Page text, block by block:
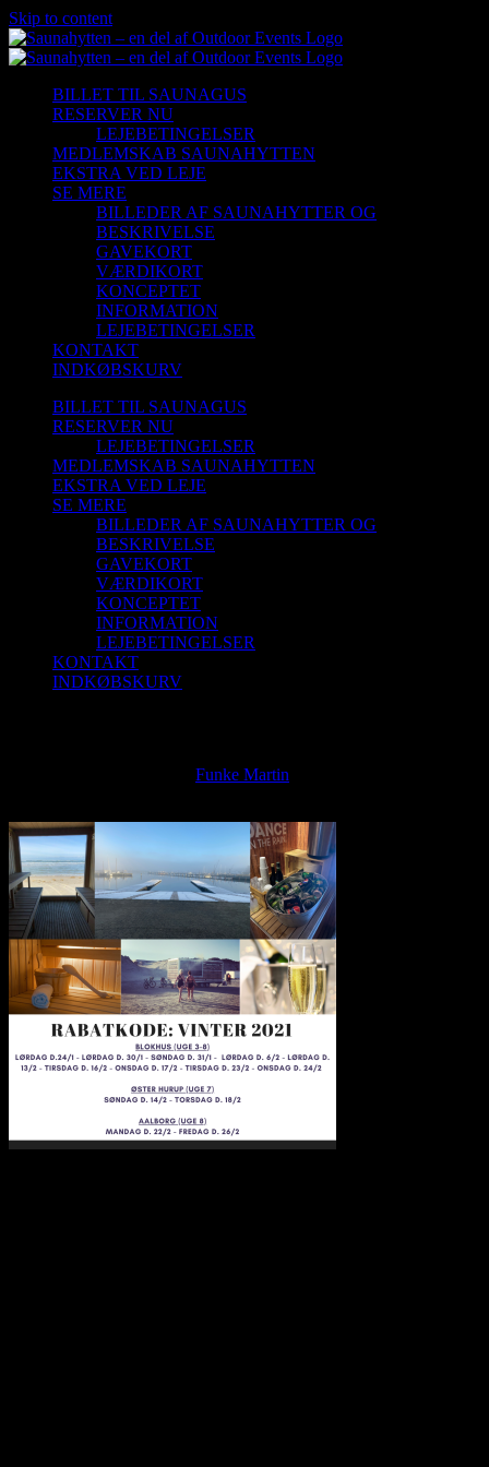
Skip to content
BILLET TIL SAUNAGUS
RESERVER NU
LEJEBETINGELSER
MEDLEMSKAB SAUNAHYTTEN
EKSTRA VED LEJE
SE MERE
BILLEDER AF SAUNAHYTTER OG
BESKRIVELSE
GAVEKORT
VÆRDIKORT
KONCEPTET
INFORMATION
LEJEBETINGELSER
KONTAKT
INDKØBSKURV
BILLET TIL SAUNAGUS
RESERVER NU
LEJEBETINGELSER
MEDLEMSKAB SAUNAHYTTEN
EKSTRA VED LEJE
SE MERE
BILLEDER AF SAUNAHYTTER OG
BESKRIVELSE
GAVEKORT
VÆRDIKORT
KONCEPTET
INFORMATION
LEJEBETINGELSER
KONTAKT
INDKØBSKURV
Funke Martin